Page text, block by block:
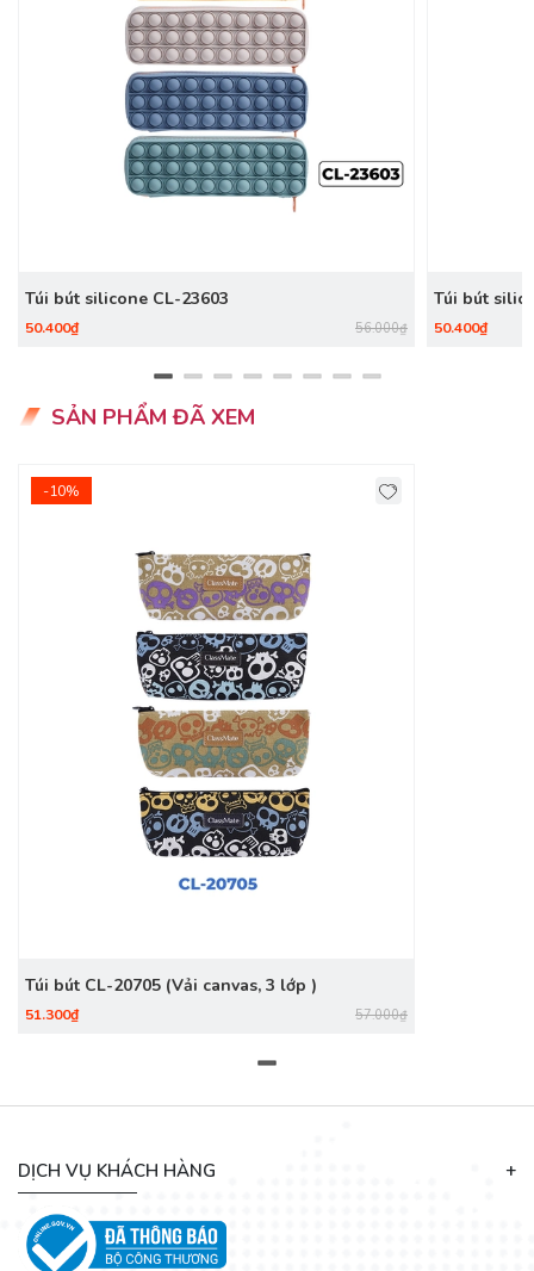
dụng, đạt điêu chuẩn về độ bền và chắc chắn.
HƯỚNG DẪN BẢO QUẢN
- Cất túi ở nơi khô, thoáng, tránh gây mùi ẩm mốc.
- Thường xuyên vệ sinh túi
Túi bút silicone CL-23603
50.400₫ 56.000₫
Túi bút
50.400₫
SẢN PHẨM ĐÃ XEM
-10%
Túi bút CL-20705 (Vải canvas, 3 lớp )
51.300₫ 57.000₫
DỊCH VỤ KHÁCH HÀNG